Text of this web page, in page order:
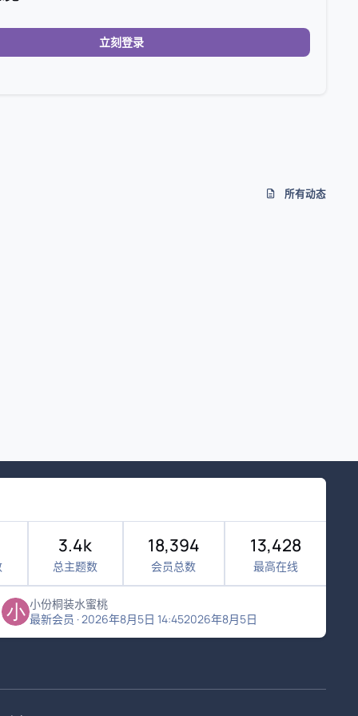
立刻登录
所有动态
3.4k
总主题数
18,394
会员总数
13,428
最高在线
小份桐装水蜜桃
最新会员 ·2026年8月5日 14:452026年8月5日